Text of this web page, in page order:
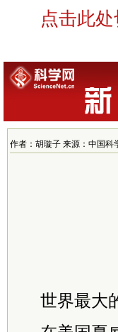
点击此
作者：胡璇子 来源：中国科
世界最大